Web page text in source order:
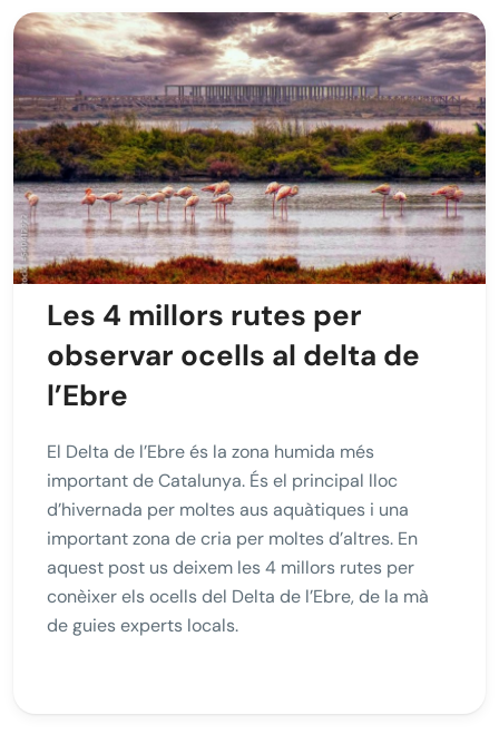
Les 4 millors rutes per
observar ocells al delta de
l’Ebre
El Delta de l’Ebre és la zona humida més
important de Catalunya. És el principal lloc
d’hivernada per moltes aus aquàtiques i una
important zona de cria per moltes d’altres. En
aquest post us deixem les 4 millors rutes per
conèixer els ocells del Delta de l’Ebre, de la mà
de guies experts locals.